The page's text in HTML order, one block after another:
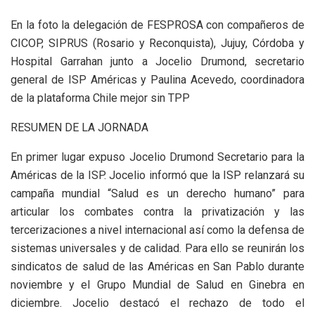
En la foto la delegación de FESPROSA con compañeros de
CICOP, SIPRUS (Rosario y Reconquista), Jujuy, Córdoba y
Hospital Garrahan junto a Jocelio Drumond, secretario
general de ISP Américas y Paulina Acevedo, coordinadora
de la plataforma Chile mejor sin TPP
RESUMEN DE LA JORNADA
En primer lugar expuso Jocelio Drumond Secretario para la
Américas de la ISP. Jocelio informó que la ISP relanzará su
campaña mundial “Salud es un derecho humano” para
articular los combates contra la privatización y las
tercerizaciones a nivel internacional así como la defensa de
sistemas universales y de calidad. Para ello se reunirán los
sindicatos de salud de las Américas en San Pablo durante
noviembre y el Grupo Mundial de Salud en Ginebra en
diciembre. Jocelio destacó el rechazo de todo el